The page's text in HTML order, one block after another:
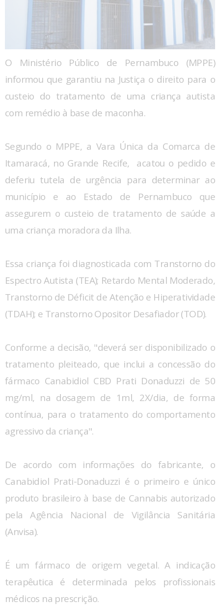
O Ministério Público de Pernambuco (MPPE)
informou que garantiu na Justiça o direito para o
custeio do tratamento de uma criança autista
com remédio à base de maconha.
Segundo o MPPE, a Vara Única da Comarca de
Itamaracá, no Grande Recife, acatou o pedido e
deferiu tutela de urgência para determinar ao
município e ao Estado de Pernambuco que
assegurem o custeio de tratamento de saúde a
uma criança moradora da Ilha.
Essa criança foi diagnosticada com Transtorno do
Espectro Autista (TEA); Retardo Mental Moderado,
Transtorno de Déficit de Atenção e Hiperatividade
(TDAH); e Transtorno Opositor Desafiador (TOD).
Conforme a decisão, "deverá ser disponibilizado o
tratamento pleiteado, que inclui a concessão do
fármaco Canabidiol CBD Prati Donaduzzi de 50
mg/ml, na dosagem de 1ml, 2X/dia, de forma
contínua, para o tratamento do comportamento
agressivo da criança".
De acordo com informações do fabricante, o
Canabidiol Prati-Donaduzzi é o primeiro e único
produto brasileiro à base de Cannabis autorizado
pela Agência Nacional de Vigilância Sanitária
(Anvisa).
É um fármaco de origem vegetal. A indicação
terapêutica é determinada pelos profissionais
médicos na prescrição.